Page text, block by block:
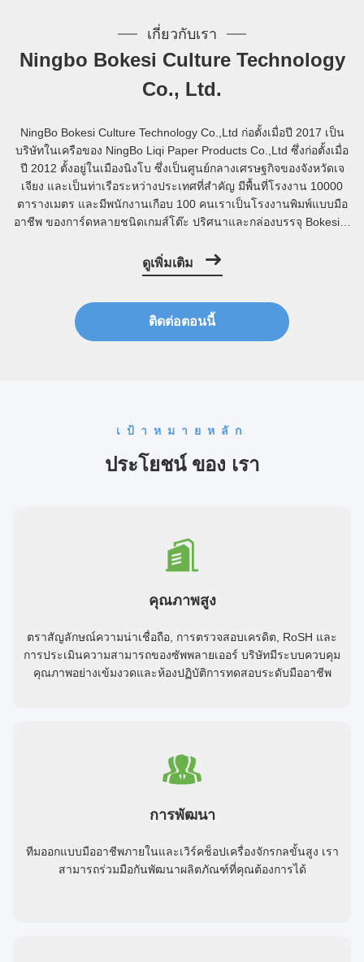
เกี่ยวกับเรา
Ningbo Bokesi Culture Technology
Co., Ltd.
NingBo Bokesi Culture Technology Co.,Ltd ก่อตั้งเมื่อปี 2017 เป็น
บริษัทในเครือของ NingBo Liqi Paper Products Co.,Ltd ซึ่งก่อตั้งเมื่อ
ปี 2012 ตั้งอยู่ในเมืองนิงโบ ซึ่งเป็นศูนย์กลางเศรษฐกิจของจังหวัดเจ
เจียง และเป็นท่าเรือระหว่างประเทศที่สําคัญ มีพื้นที่โรงงาน 10000
ตารางเมตร และมีพนักงานเกือบ 100 คนเราเป็นโรงงานพิมพ์แบบมือ
อาชีพ ของการ์ดหลายชนิดเกมส์โต๊ะ ปริศนาและกล่องบรรจุ Bokesi มี
อัตโนมัติ เครื่องตัดพิมพ์แบบอัตโนมัติ เครื่องตัดพับแบ...
ดูเพิ่มเติม
ติดต่อตอนนี้
เป้าหมายหลัก
ประโยชน์ ของ เรา
คุณภาพสูง
ตราสัญลักษณ์ความน่าเชื่อถือ, การตรวจสอบเครดิต, RoSH และ
การประเมินความสามารถของซัพพลายเออร์ บริษัทมีระบบควบคุม
คุณภาพอย่างเข้มงวดและห้องปฏิบัติการทดสอบระดับมืออาชีพ
การพัฒนา
ทีมออกแบบมืออาชีพภายในและเวิร์คช็อปเครื่องจักรกลขั้นสูง เรา
สามารถร่วมมือกันพัฒนาผลิตภัณฑ์ที่คุณต้องการได้